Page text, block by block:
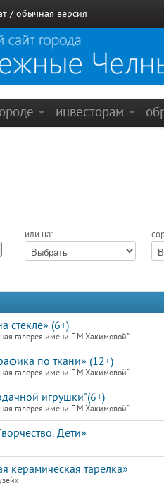
/ обычная версия
инвесторам
или на:
стекле» (6+)
галерея имени Г.М.Хакимовой"
по ткани» (12+)
галерея имени Г.М.Хакимовой"
игрушки"(6+)
галерея имени Г.М.Хакимовой"
Дети»
керамическая тарелка»